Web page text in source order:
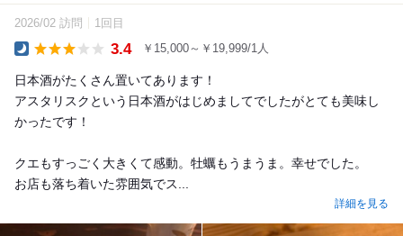
2026/02 訪問 1回目
3.4 ￥15,000～￥19,999/1人
日本酒がたくさん置いてあります！
アスタリスクという日本酒がはじめましてでしたがとても美味し
かったです！
クエもすっごく大きくて感動。牡蠣もうまうま。幸せでした。
お店も落ち着いた雰囲気でス...
詳細を見る